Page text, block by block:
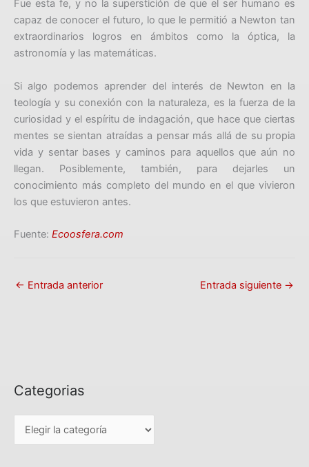
Fue esta fe, y no la superstición de que el ser humano es
capaz de conocer el futuro, lo que le permitió a Newton tan
extraordinarios logros en ámbitos como la óptica, la
astronomía y las matemáticas.
Si algo podemos aprender del interés de Newton en la
teología y su conexión con la naturaleza, es la fuerza de la
curiosidad y el espíritu de indagación, que hace que ciertas
mentes se sientan atraídas a pensar más allá de su propia
vida y sentar bases y caminos para aquellos que aún no
llegan. Posiblemente, también, para dejarles un
conocimiento más completo del mundo en el que vivieron
los que estuvieron antes.
Fuente: Ecoosfera.com
← Entrada anterior Entrada siguiente →
Categorias
C